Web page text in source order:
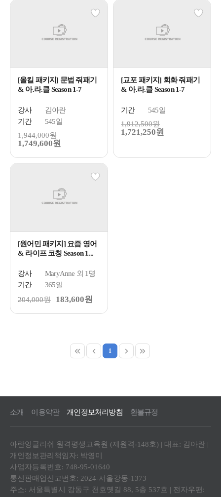
[올킬 패키지] 문법 줘패기
& 아.라.클 Season 1-7
강사
김아란
기간
545일
1,944,000원
1,749,600원
[교포 패키지] 회화 줘패기
& 아.라.클 Season 1-7
기간
545일
1,912,500원
1,721,250원
[원어민 패키지] 요즘 영어
& 라이프 코칭 Season 1...
강사
MaryAnne 외 1명
기간
365일
204,000원
183,600원
1
소개 이용약관 개인정보처리방침 환불규정
아란잉글리쉬 원격평생교육원 (제원격-148호) | 대표: 김아란 |
개인정보관리책임자: 박영미
사업자등록번호: 748-95-01640
통신판매업신고번호: 2024-서울강동-1373
주소: 서울특별시 강동구 천호옛길 88, 5층 537호 | 전자우편: